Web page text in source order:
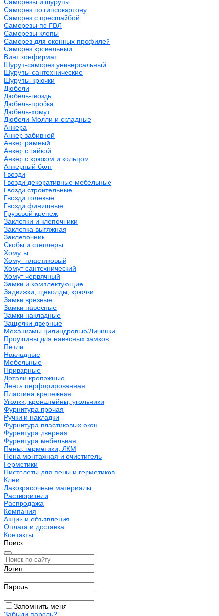
Саморезы и шурупы
Саморез по гипсокартону
Саморез с пресшайбой
Саморезы по ГВЛ
Саморезы клопы
Саморез для оконных профилей
Саморез кровельный
Винт конфирмат
Шуруп-саморез универсальный
Шурупы сантехнические
Шурупы-крючки
Дюбели
Дюбель-гвоздь
Дюбель-пробка
Дюбель-хомут
Дюбели Молли и складные
Анкера
Анкер забивной
Анкер рамный
Анкер с гайкой
Анкер с крюком и кольцом
Анкерный болт
Гвозди
Гвозди декоративные мебельные
Гвозди строительные
Гвозди толевые
Гвозди финишные
Грузовой крепеж
Заклепки и клепочники
Заклепка вытяжная
Заклепочник
Скобы и степлеры
Хомуты
Хомут пластиковый
Хомут сантехнический
Хомут червячный
Замки и комплектующие
Задвижки, щеколды, крючки
Замки врезные
Замки навесные
Замки накладные
Защелки дверные
Механизмы цилиндровые/Личинки
Проушины для навесных замков
Петли
Накладные
Мебельные
Приварные
Детали крепежные
Лента перфорированная
Пластина крепежная
Уголки, кронштейны, угольники
Фурнитура прочая
Ручки и накладки
Фурнитура пластиковых окон
Фурнитура дверная
Фурнитура мебельная
Пены, герметики, ЛКМ
Пена монтажная и очиститель
Герметики
Пистолеты для пены и герметиков
Клеи
Лакокрасочные материалы
Растворители
Распродажа
Компания
Акции и объявления
Оплата и доставка
Контакты
Поиск
Логин
Пароль
Запомнить меня
Забыли пароль?